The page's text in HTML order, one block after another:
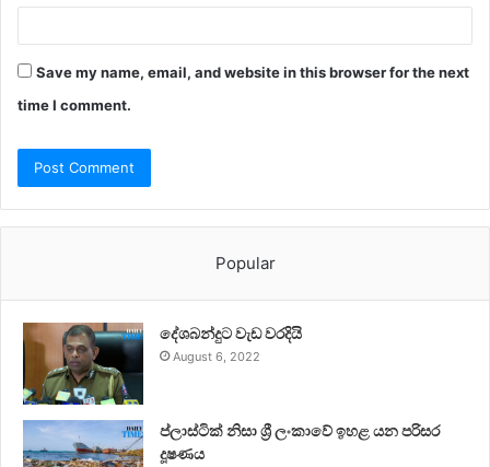
Save my name, email, and website in this browser for the next
time I comment.
Popular
දේශබන්දුට වැඩ වරදියි
August 6, 2022
ප්ලාස්ටික් නිසා ශ්‍රී ලංකාවේ ඉහළ යන පරිසර
දූෂණය